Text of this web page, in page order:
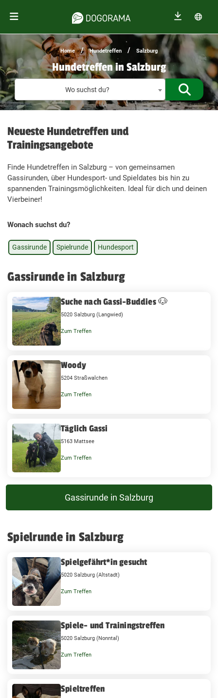
Home / Hundetreffen / Salzburg
Hundetreffen in Salzburg
Wo suchst du? Treffen
Neueste Hundetreffen und
Trainingsangebote
Finde Hundetreffen in Salzburg – von gemeinsamen
Gassirunden, über Hundesport- und Spieldates bis hin zu
spannenden Trainingsmöglichkeiten. Ideal für dich und deinen
Vierbeiner!
Wonach suchst du?
Gassirunde Spielrunde Hundesport
Gassirunde in Salzburg
Suche nach Gassi-Buddies 🐶
5020 Salzburg (Langwied)
Zum Treffen
Woody
5204 Straßwalchen
Zum Treffen
Täglich Gassi
5163 Mattsee
Zum Treffen
Gassirunde in Salzburg
Spielrunde in Salzburg
Spielgefährt*in gesucht
5020 Salzburg (Altstadt)
Zum Treffen
Spiele- und Trainingstreffen
5020 Salzburg (Nonntal)
Zum Treffen
Spieltreffen